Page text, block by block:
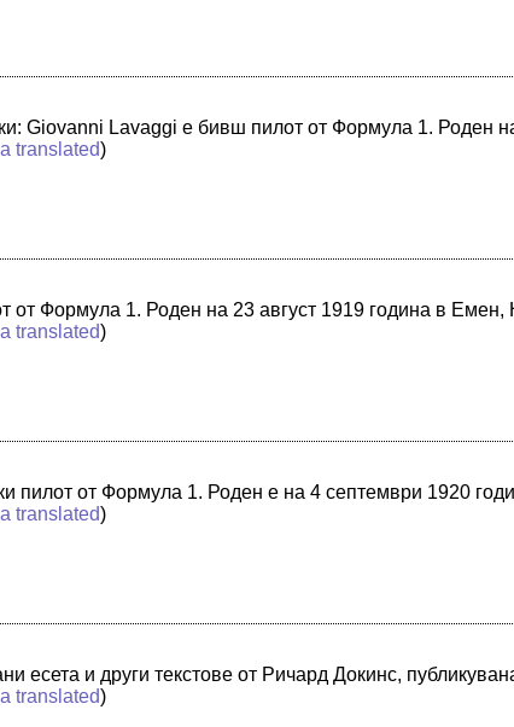
Giovanni Lavaggi е бивш пилот от Формула 1. Роден
translated)
от Формула 1. Роден на 23 август 1919 година в
translated)
пилот от Формула 1. Роден е на 4 септември 1920
translated)
есета и други текстове от Ричард Докинс,
translated)